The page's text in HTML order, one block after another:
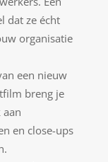
dat ze écht
organisatie
een nieuw
breng je
en close-ups